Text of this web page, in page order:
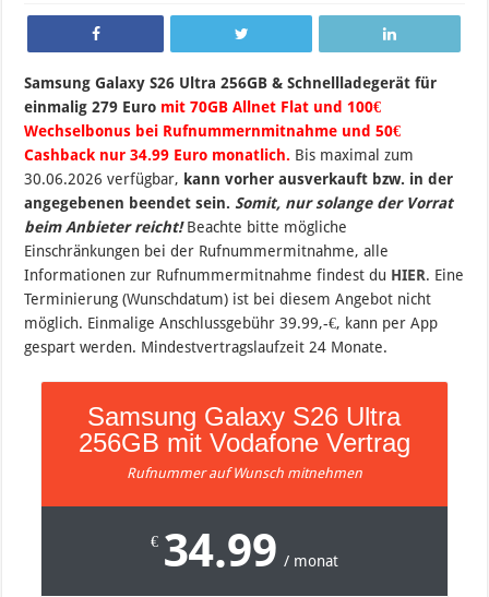
Samsung Galaxy S26 Ultra 256GB & Schnellladegerät für
einmalig 279 Euro mit 70GB Allnet Flat und 100€
Wechselbonus bei Rufnummernmitnahme und 50€
Cashback nur 34.99 Euro monatlich. Bis maximal zum
30.06.2026 verfügbar, kann vorher ausverkauft bzw. in der
angegebenen beendet sein. Somit, nur solange der Vorrat
beim Anbieter reicht!Beachte bitte mögliche
Einschränkungen bei der Rufnummermitnahme, alle
Informationen zur Rufnummermitnahme findest du HIER. Eine
Terminierung (Wunschdatum) ist bei diesem Angebot nicht
möglich. Einmalige Anschlussgebühr 39.99,-€, kann per App
gespart werden. Mindestvertragslaufzeit 24 Monate.
Samsung Galaxy S26 Ultra
256GB mit Vodafone Vertrag
Rufnummer auf Wunsch mitnehmen
€ 34.99 / monat